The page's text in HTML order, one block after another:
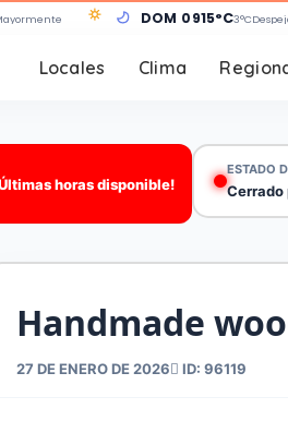
despejado DOM 0915°C3°C
Locales Clima
horas disponible!
ESTADO
Cerrado
Handmade
27 DE ENERO DE 2026 ID: 96119